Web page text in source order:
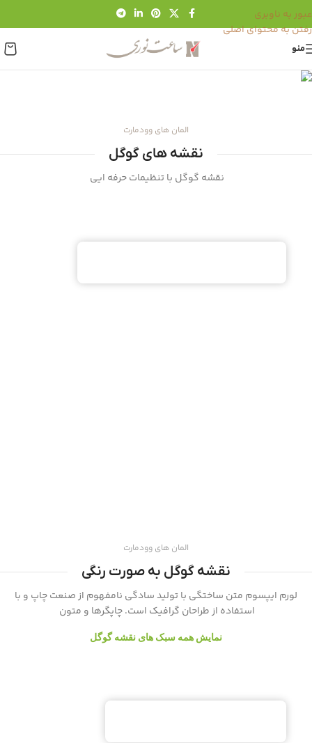
عبور به ناوبری
رفتن به محتوای اصلی
منو
نقشه های گوگل
المان های وودمارت
نقشه های گوگل
نقشه گوگل با تنظیمات حرفه ایی
المان های وودمارت
نقشه گوگل به صورت رنگی
لورم ایپسوم متن ساختگی با تولید سادگی نامفهوم از صنعت چاپ و با
استفاده از طراحان گرافیک است. چاپگرها و متون
نمایش همه سبک های نقشه گوگل